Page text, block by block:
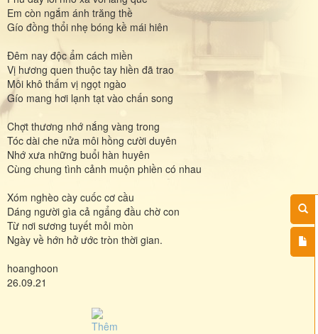
Em còn ngắm ánh trăng thề
Gío đồng thổi nhẹ bóng kề mái hiên
Đêm nay độc ẩm cách miền
Vị hương quen thuộc tay hiền đã trao
Môi khô thấm vị ngọt ngào
Gío mang hơi lạnh tạt vào chấn song
Chợt thương nhớ nắng vàng trong
Tóc dài che nửa môi hồng cười duyên
Nhớ xưa những buổi hàn huyên
Cùng chung tình cảnh muộn phiền có nhau
Xóm nghèo cày cuốc cơ cầu
Dáng người gìa cả ngẩng đầu chờ con
Từ nơi sương tuyết mỏi mòn
Ngày về hớn hở ước tròn thời gian.
hoanghoon
26.09.21